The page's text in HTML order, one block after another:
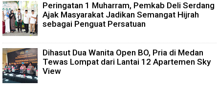
Peringatan 1 Muharram, Pemkab Deli Serdang
Ajak Masyarakat Jadikan Semangat Hijrah
sebagai Penguat Persatuan
Dihasut Dua Wanita Open BO, Pria di Medan
Tewas Lompat dari Lantai 12 Apartemen Sky
View